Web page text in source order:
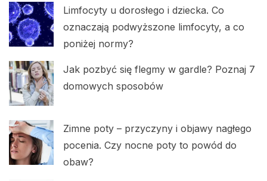
Limfocyty u dorosłego i dziecka. Co
oznaczają podwyższone limfocyty, a co
poniżej normy?
Jak pozbyć się flegmy w gardle? Poznaj 7
domowych sposobów
Zimne poty – przyczyny i objawy nagłego
pocenia. Czy nocne poty to powód do
obaw?